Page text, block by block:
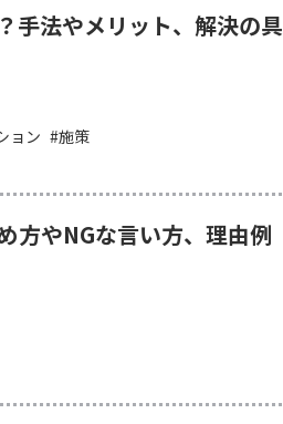
手法やメリット、解決の具
ョン 施策
方やNGな言い方、理由例